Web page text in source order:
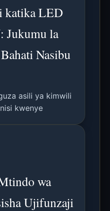
katika LED
Jukumu la
Nasibu
asili ya kimwili
kwenye
wa
Ujifunzaji